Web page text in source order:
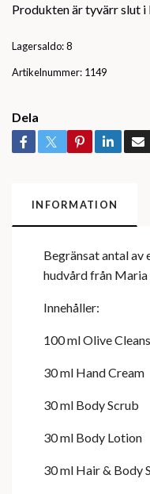
Produkten är tyvärr slut i
Lagersaldo:8
Artikelnummer: 1149
Dela
INFORMATION
Begränsat antal av
hudvård från
Innehåller:
100 ml Olive
30 ml Hand Cream
30 ml Body Scrub
30 ml Body Lotion
30 ml Hair & Body